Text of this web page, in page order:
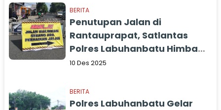
BERITA
Penutupan Jalan di
Rantauprapat, Satlantas
Polres Labuhanbatu Himbau
Masyarakat Lalui Jalur
10 Des 2025
BERITA
Polres Labuhanbatu Gelar